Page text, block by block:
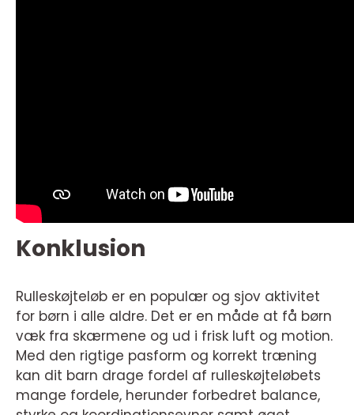
Konklusion
Rulleskøjteløb er en populær og sjov aktivitet
for børn i alle aldre. Det er en måde at få børn
væk fra skærmene og ud i frisk luft og motion.
Med den rigtige pasform og korrekt træning
kan dit barn drage fordel af rulleskøjteløbets
mange fordele, herunder forbedret balance,